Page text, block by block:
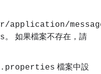
application/
。 如果檔案不存在，請
檔案中設